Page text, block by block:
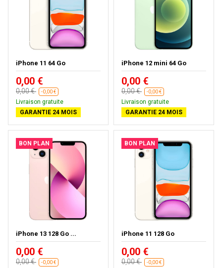
iPhone 11 64 Go
0,00 €
0,00 € -0,00 €
Livraison gratuite
GARANTIE 24 MOIS
iPhone 12 mini 64 Go
0,00 €
0,00 € -0,00 €
Livraison gratuite
GARANTIE 24 MOIS
BON PLAN
iPhone 13 128 Go ...
0,00 €
0,00 € -0,00 €
BON PLAN
iPhone 11 128 Go
0,00 €
0,00 € -0,00 €